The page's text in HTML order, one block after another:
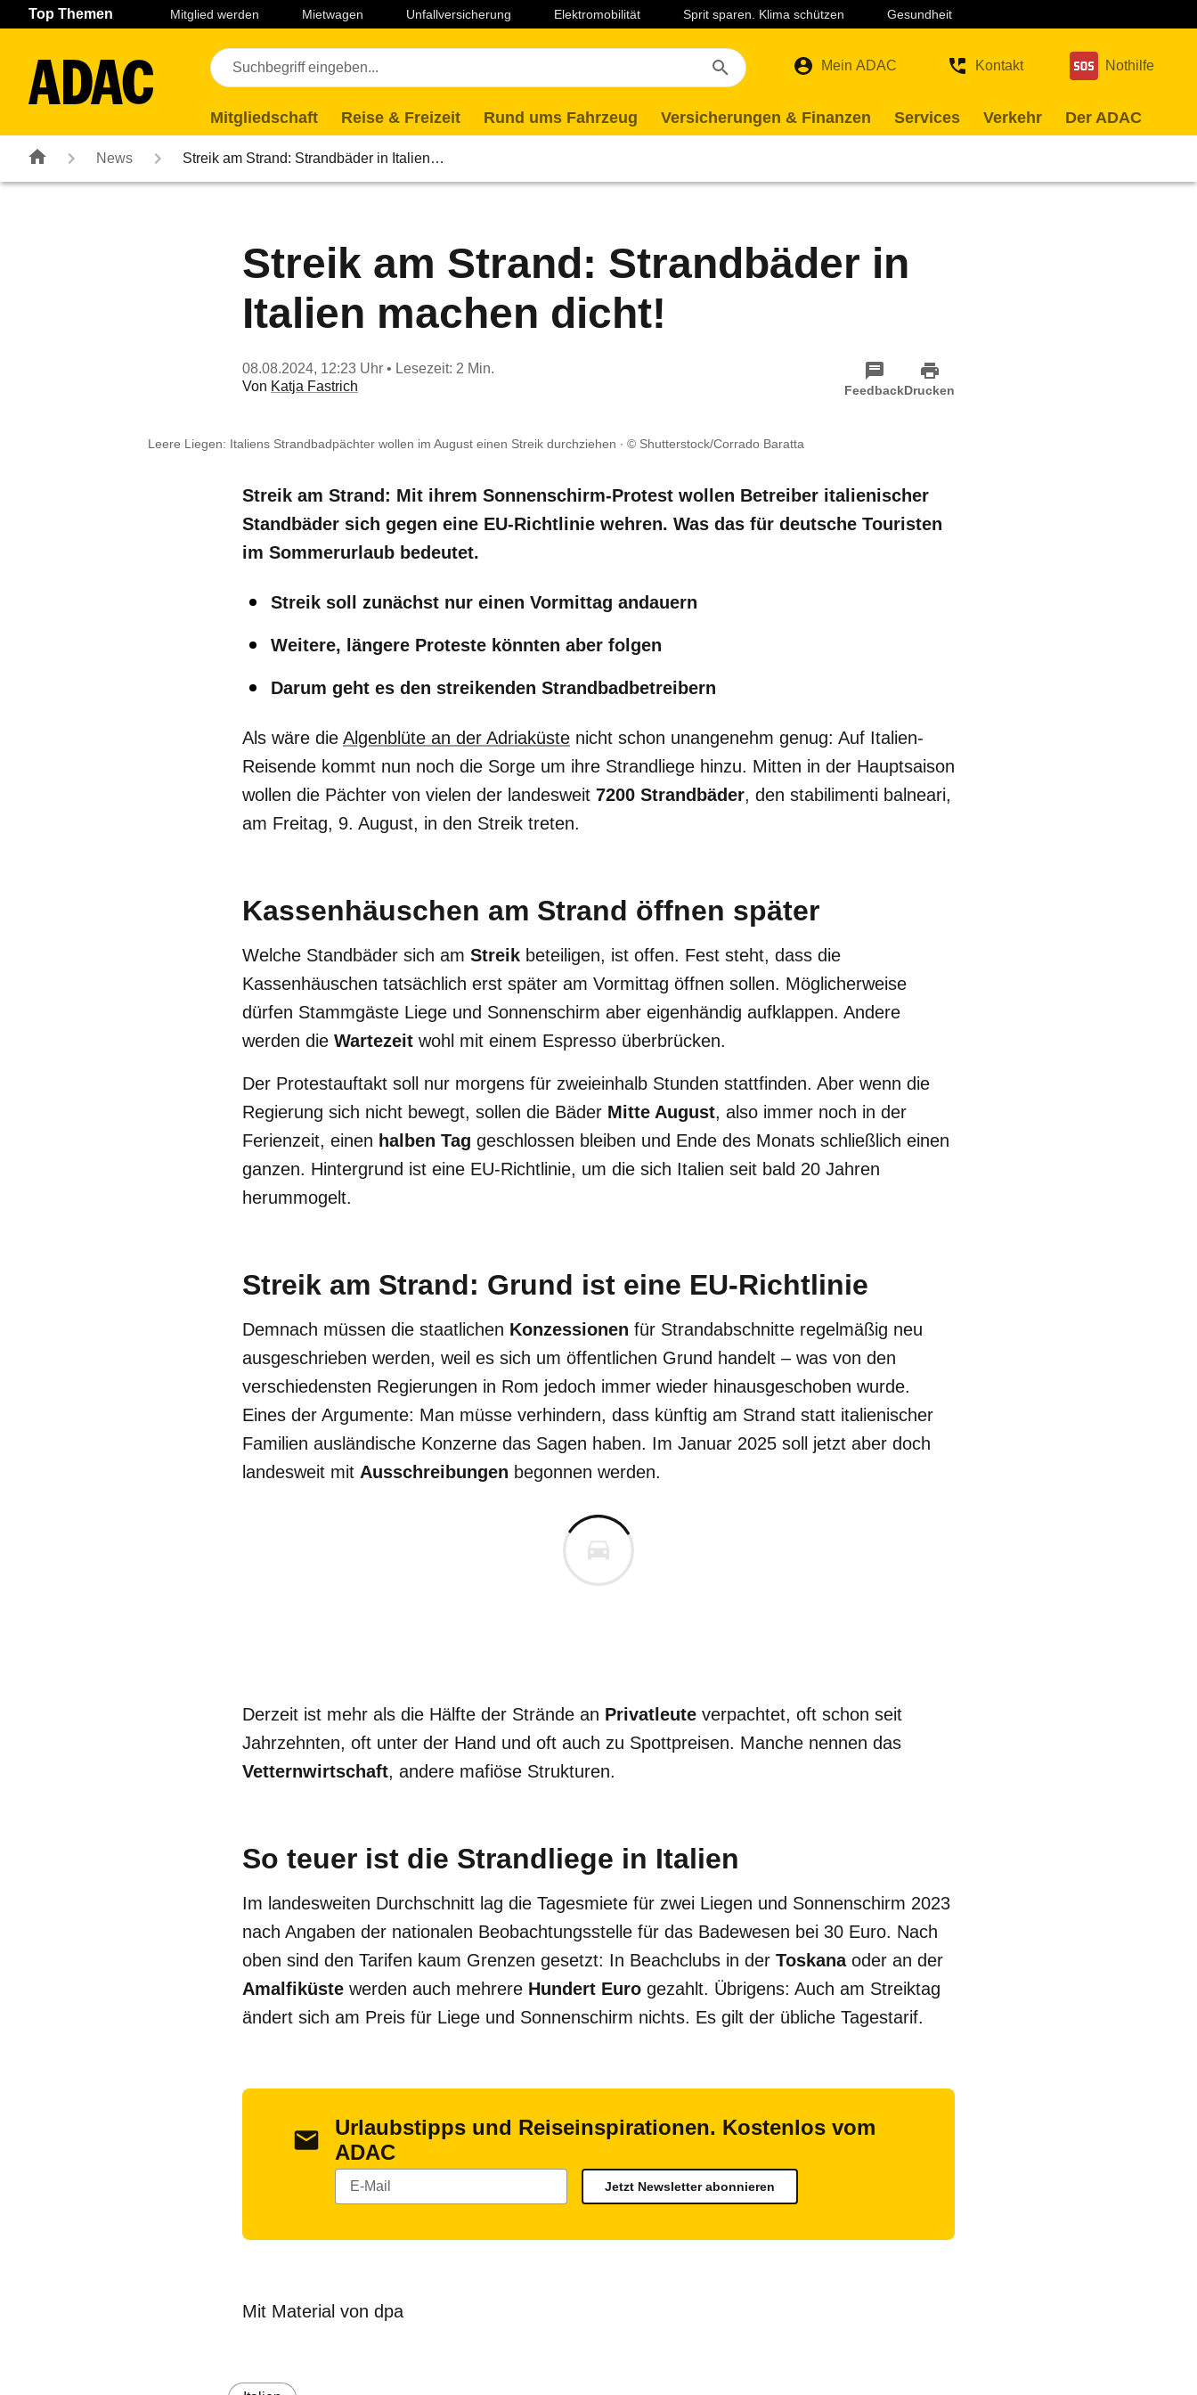
Navigation Seiteninhalt Fußzeile
Top Themen Mitglied werden Mietwagen Unfallversicherung Elektromobilität Sprit sparen. Klima schützen Gesundheit
Mein ADAC Kontakt Nothilfe
Mitgliedschaft Reise & Freizeit Rund ums Fahrzeug Versicherungen & Finanzen Services Verkehr Der ADAC
News Streik am Strand: Strandbäder in Italien…
Streik am Strand: Strandbäder in
Italien machen dicht!
08.08.2024, 12:23 Uhr • Lesezeit: 2 Min.
Von Katja Fastrich FeedbackDrucken
Leere Liegen: Italiens Strandbadpächter wollen im August einen Streik durchziehen © Shutterstock/Corrado Baratta
Streik am Strand: Mit ihrem Sonnenschirm-Protest wollen Betreiber italienischer
Standbäder sich gegen eine EU-Richtlinie wehren. Was das für deutsche Touristen
im Sommerurlaub bedeutet.
Streik soll zunächst nur einen Vormittag andauern
Weitere, längere Proteste könnten aber folgen
Darum geht es den streikenden Strandbadbetreibern
Als wäre die Algenblüte an der Adriaküste nicht schon unangenehm genug: Auf Italien-
Reisende kommt nun noch die Sorge um ihre Strandliege hinzu. Mitten in der Hauptsaison
wollen die Pächter von vielen der landesweit 7200 Strandbäder, den stabilimenti balneari,
am Freitag, 9. August, in den Streik treten.
Kassenhäuschen am Strand öffnen später
Welche Standbäder sich am Streik beteiligen, ist offen. Fest steht, dass die
Kassenhäuschen tatsächlich erst später am Vormittag öffnen sollen. Möglicherweise
dürfen Stammgäste Liege und Sonnenschirm aber eigenhändig aufklappen. Andere
werden die Wartezeit wohl mit einem Espresso überbrücken.
Der Protestauftakt soll nur morgens für zweieinhalb Stunden stattfinden. Aber wenn die
Regierung sich nicht bewegt, sollen die Bäder Mitte August, also immer noch in der
Ferienzeit, einen halben Tag geschlossen bleiben und Ende des Monats schließlich einen
ganzen. Hintergrund ist eine EU-Richtlinie, um die sich Italien seit bald 20 Jahren
herummogelt.
Streik am Strand: Grund ist eine EU-Richtlinie
Demnach müssen die staatlichen Konzessionen für Strandabschnitte regelmäßig neu
ausgeschrieben werden, weil es sich um öffentlichen Grund handelt – was von den
verschiedensten Regierungen in Rom jedoch immer wieder hinausgeschoben wurde.
Eines der Argumente: Man müsse verhindern, dass künftig am Strand statt italienischer
Familien ausländische Konzerne das Sagen haben. Im Januar 2025 soll jetzt aber doch
landesweit mit Ausschreibungen begonnen werden.
Derzeit ist mehr als die Hälfte der Strände an Privatleute verpachtet, oft schon seit
Jahrzehnten, oft unter der Hand und oft auch zu Spottpreisen. Manche nennen das
Vetternwirtschaft, andere mafiöse Strukturen.
So teuer ist die Strandliege in Italien
Im landesweiten Durchschnitt lag die Tagesmiete für zwei Liegen und Sonnenschirm 2023
nach Angaben der nationalen Beobachtungsstelle für das Badewesen bei 30 Euro. Nach
oben sind den Tarifen kaum Grenzen gesetzt: In Beachclubs in der Toskana oder an der
Amalfiküste werden auch mehrere Hundert Euro gezahlt. Übrigens: Auch am Streiktag
ändert sich am Preis für Liege und Sonnenschirm nichts. Es gilt der übliche Tagestarif.
Urlaubstipps und Reiseinspirationen. Kostenlos vom
ADAC
Jetzt Newsletter abonnieren
Mit Material von dpa